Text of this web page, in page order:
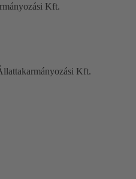
Kft.
Kft.